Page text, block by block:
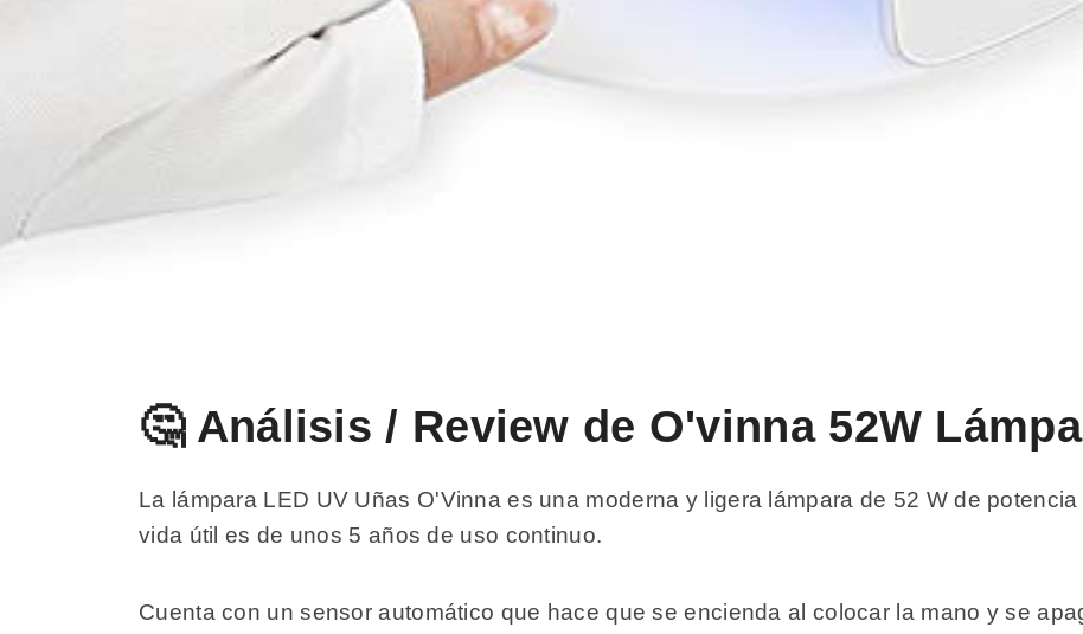
🤔 Análisis / Review de O'vinna 52W
La lámpara LED UV Uñas O'Vinna es una moderna y ligera lámpara de 52 W de
vida útil es de unos 5 años de uso continuo.
Cuenta con un sensor automático que hace que se encienda al colocar la mano y se